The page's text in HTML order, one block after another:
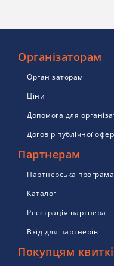
Організаторам
Організаторам
Ціни
Допомога для
Договір публічної
Партнерам
Партнерська програма
Каталог
Реєстрація партнера
Вхід для партнерів
Покупцям